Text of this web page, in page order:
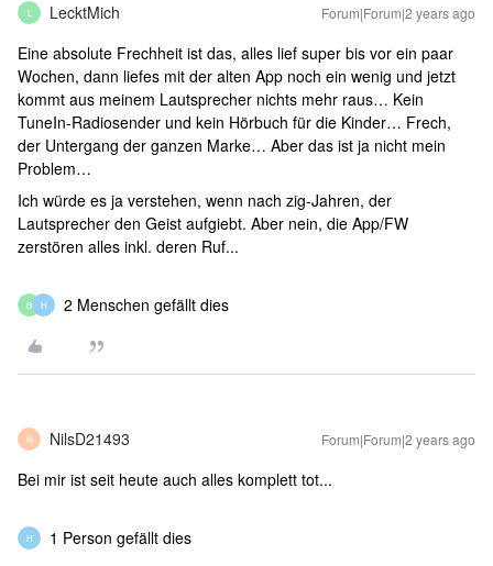
L LecktMich Forum|Forum|2 years ago
Eine absolute Frechheit ist das, alles lief super bis vor ein paar
Wochen, dann liefes mit der alten App noch ein wenig und jetzt
kommt aus meinem Lautsprecher nichts mehr raus… Kein
TuneIn-Radiosender und kein Hörbuch für die Kinder… Frech,
der Untergang der ganzen Marke… Aber das ist ja nicht mein
Problem…
Ich würde es ja verstehen, wenn nach zig-Jahren, der
Lautsprecher den Geist aufgiebt. Aber nein, die App/FW
zerstören alles inkl. deren Ruf...
B H 2 Menschen gefällt dies
N NilsD21493 Forum|Forum|2 years ago
Bei mir ist seit heute auch alles komplett tot...
H 1 Person gefällt dies